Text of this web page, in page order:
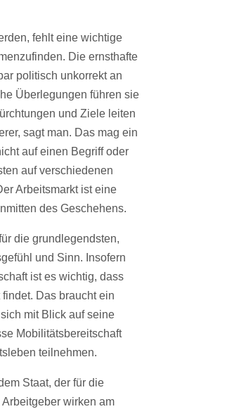
fehlt eine wichtige
Die ernsthafte
politisch unkorrekt an
Überlegungen führen sie
und Ziele leiten
sagt man. Das mag ein
auf einen Begriff oder
auf verschiedenen
Arbeitsmarkt ist eine
des Geschehens.
die grundlegendsten,
und Sinn. Insofern
ist es wichtig, dass
Das braucht ein
mit Blick auf seine
Mobilitätsbereitschaft
teilnehmen.
Staat, der für die
wirken am